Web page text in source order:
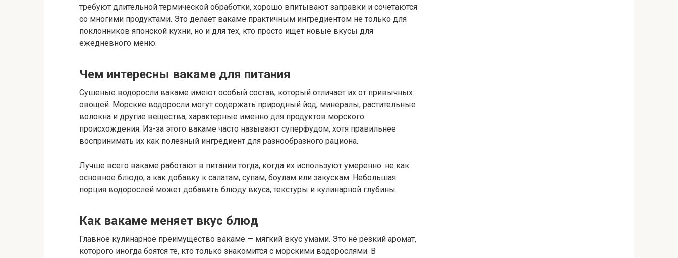
требуют длительной термической обработки, хорошо впитывают заправки и сочетаются
со многими продуктами. Это делает вакаме практичным ингредиентом не только для
поклонников японской кухни, но и для тех, кто просто ищет новые вкусы для
ежедневного меню.
Чем интересны вакаме для питания
Сушеные водоросли вакаме имеют особый состав, который отличает их от привычных
овощей. Морские водоросли могут содержать природный йод, минералы, растительные
волокна и другие вещества, характерные именно для продуктов морского
происхождения. Из-за этого вакаме часто называют суперфудом, хотя правильнее
воспринимать их как полезный ингредиент для разнообразного рациона.
Лучше всего вакаме работают в питании тогда, когда их используют умеренно: не как
основное блюдо, а как добавку к салатам, супам, боулам или закускам. Небольшая
порция водорослей может добавить блюду вкуса, текстуры и кулинарной глубины.
Как вакаме меняет вкус блюд
Главное кулинарное преимущество вакаме — мягкий вкус умами. Это не резкий аромат,
которого иногда боятся те, кто только знакомится с морскими водорослями. В